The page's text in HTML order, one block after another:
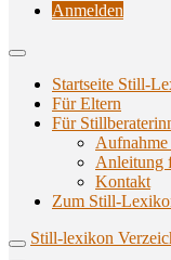
Anmelden
Startseite Still-
Für Eltern
Für
Anlei­tung
Kon­takt
Zum Still-
Still-lexikon